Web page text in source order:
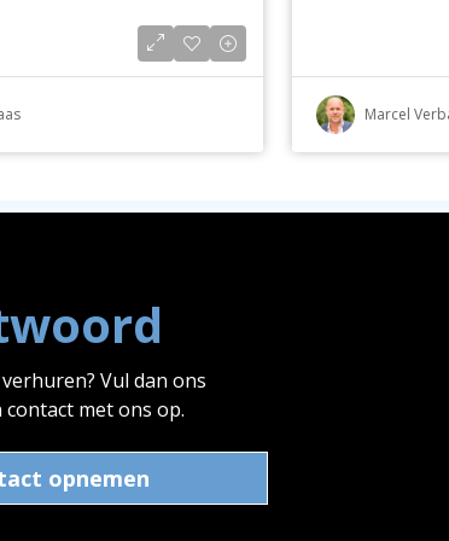
Marcel
Vul dan ons
met ons op.
opnemen